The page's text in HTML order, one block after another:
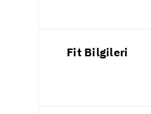
Fit Bilgileri